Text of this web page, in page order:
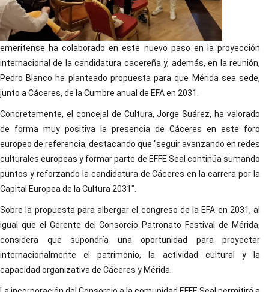
emeritense ha colaborado en este nuevo paso en la proyección
internacional de la candidatura cacereña y, además, en la reunión,
Pedro Blanco ha planteado propuesta para que Mérida sea sede,
junto a Cáceres, de la Cumbre anual de EFA en 2031.
Concretamente, el concejal de Cultura, Jorge Suárez, ha valorado
de forma muy positiva la presencia de Cáceres en este foro
europeo de referencia, destacando que "seguir avanzando en redes
culturales europeas y formar parte de EFFE Seal continúa sumando
puntos y reforzando la candidatura de Cáceres en la carrera por la
Capital Europea de la Cultura 2031".
Sobre la propuesta para albergar el congreso de la EFA en 2031, al
igual que el Gerente del Consorcio Patronato Festival de Mérida,
considera que supondría una oportunidad para proyectar
internacionalmente el patrimonio, la actividad cultural y la
capacidad organizativa de Cáceres y Mérida.